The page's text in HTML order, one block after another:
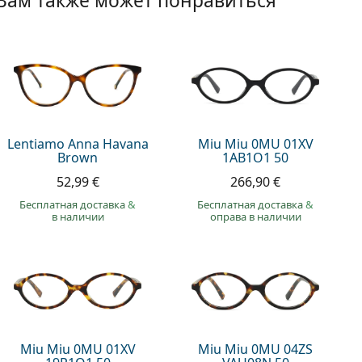
Lentiamo Anna Havana
Brown
52,99 €
Бесплатная доставка&
в наличии
Miu Miu 0MU 01XV
1AB1O1 50
266,90 €
Бесплатная доставка&
оправа в наличии
Miu Miu 0MU 01XV Miu Miu 0MU 04ZS